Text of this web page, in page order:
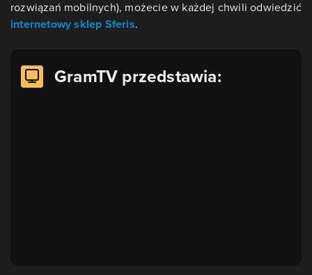
rozwiązań mobilnych), możecie w każdej chwili odwiedzić
internetowy sklep Sferis.
GramTV przedstawia: